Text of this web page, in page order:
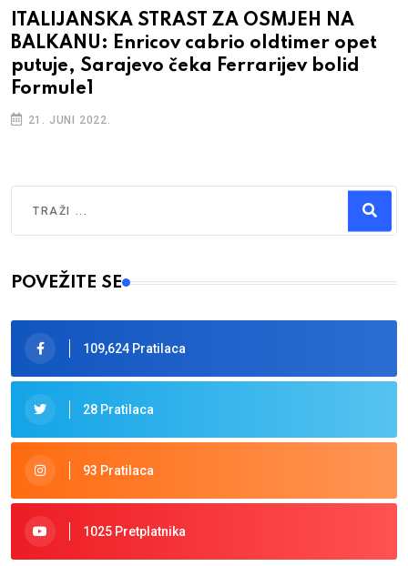
ITALIJANSKA STRAST ZA OSMJEH NA
BALKANU: Enricov cabrio oldtimer opet
putuje, Sarajevo čeka Ferrarijev bolid
Formule1
21. JUNI 2022.
Type 2 or more characters for results.
POVEŽITE SE
109,624 Pratilaca
28 Pratilaca
93 Pratilaca
1025 Pretplatnika